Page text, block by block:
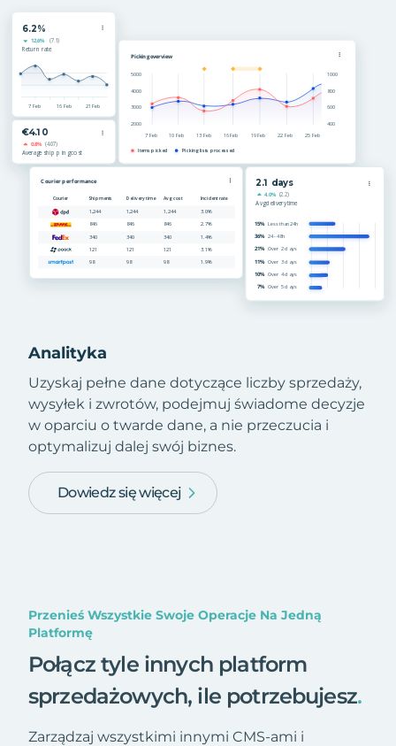
Analityka
Uzyskaj pełne dane dotyczące liczby sprzedaży,
wysyłek i zwrotów, podejmuj świadome decyzje
w oparciu o twarde dane, a nie przeczucia i
optymalizuj dalej swój biznes.
Dowiedz się więcej
Przenieś Wszystkie Swoje Operacje Na Jedną
Platformę
Połącz tyle innych platform
sprzedażowych, ile potrzebujesz.
Zarządzaj wszystkimi innymi CMS-ami i